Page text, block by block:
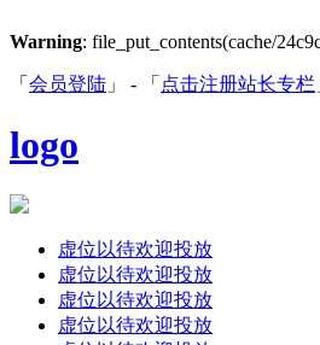
Warning: file_put_contents(cache/
「 会员登陆 」 - 「 点击注册站长专栏
logo
虚位以待欢迎投放
虚位以待欢迎投放
虚位以待欢迎投放
虚位以待欢迎投放